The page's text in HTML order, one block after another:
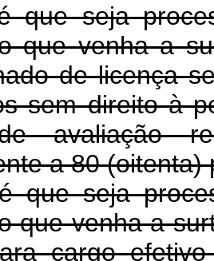
seja
que venha a
de licença
sem direito à
avaliação
a 80 (oitenta)
seja
que venha a
cargo